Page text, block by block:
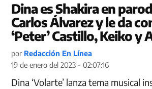
Dina es Shakira en
Carlos Álvarez y le da
‘Peter’ Castillo, Keiko y
por Redacción En Línea
19 de enero del 2023 - 02:07:16
Dina ‘Volarte’ lanza tema musical